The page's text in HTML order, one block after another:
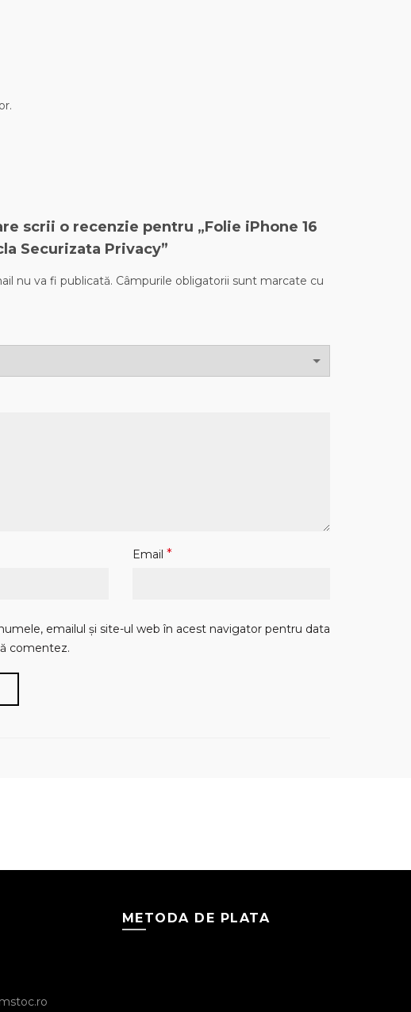
scrii o recenzie pentru „Folie iPhone 16
Securizata Privacy”
nu va fi publicată. Câmpurile obligatorii sunt marcate cu
Email *
emailul și site-ul web în acest navigator pentru data
comentez.
METODA DE PLATA